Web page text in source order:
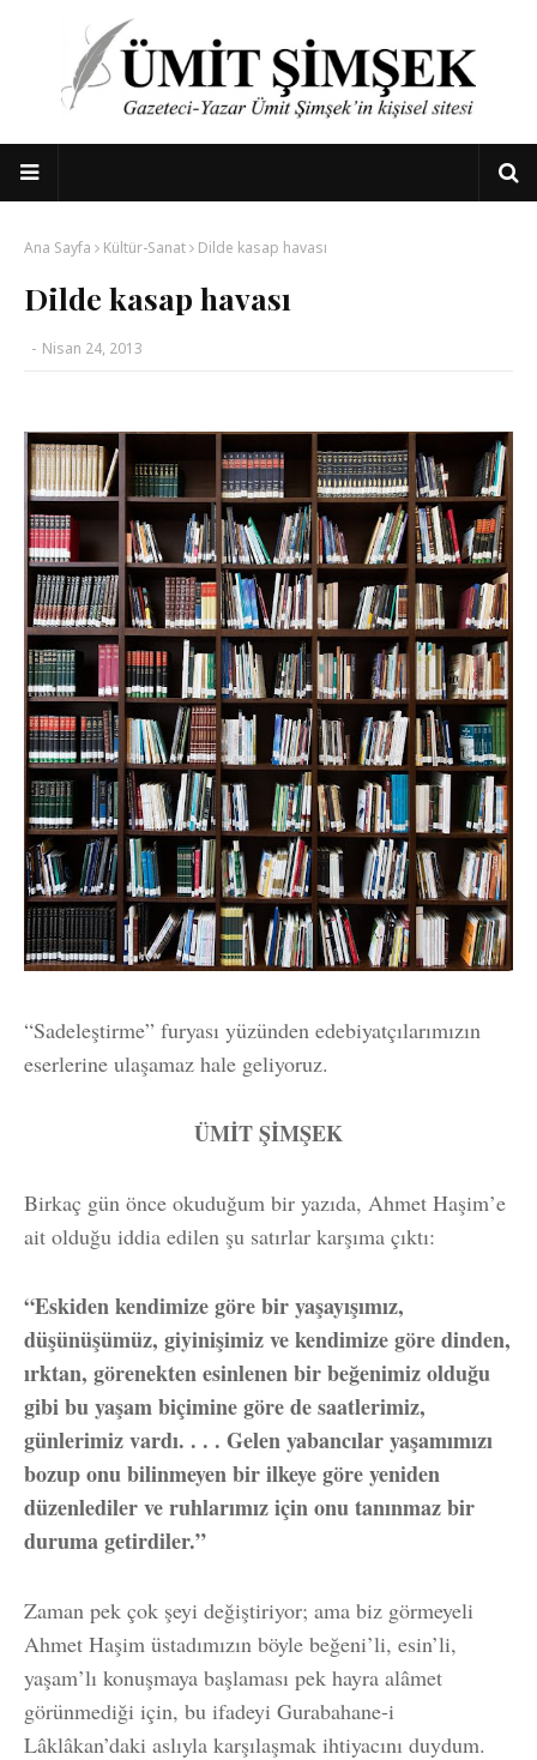
Ana Sayfa Kültür-Sanat Dilde kasap havası
Dilde kasap havası
- Nisan 24, 2013
“Sadeleştirme” furyası yüzünden edebiyatçılarımızın
eserlerine ulaşamaz hale geliyoruz.
ÜMİT ŞİMŞEK
Birkaç gün önce okuduğum bir yazıda, Ahmet Haşim’e
ait olduğu iddia edilen şu satırlar karşıma çıktı:
“Eskiden kendimize göre bir yaşayışımız,
düşünüşümüz, giyinişimiz ve kendimize göre dinden,
ırktan, görenekten esinlenen bir beğenimiz olduğu
gibi bu yaşam biçimine göre de saatlerimiz,
günlerimiz vardı. . . . Gelen yabancılar yaşamımızı
bozup onu bilinmeyen bir ilkeye göre yeniden
düzenlediler ve ruhlarımız için onu tanınmaz bir
duruma getirdiler.”
Zaman pek çok şeyi değiştiriyor; ama biz görmeyeli
Ahmet Haşim üstadımızın böyle beğeni’li, esin’li,
yaşam’lı konuşmaya başlaması pek hayra alâmet
görünmediği için, bu ifadeyi Gurabahane-i
Lâklâkan’daki aslıyla karşılaşmak ihtiyacını duydum.